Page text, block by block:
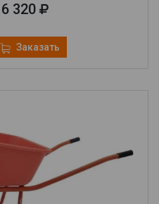
6 320
Заказать